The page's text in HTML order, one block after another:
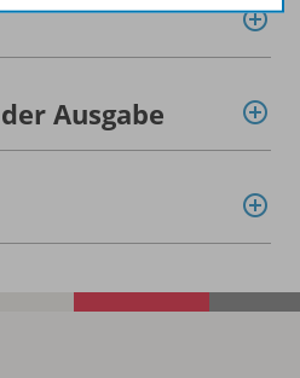
Ausgabe